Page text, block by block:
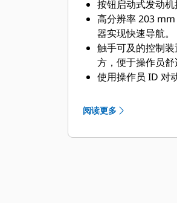
按钮启动式发动机
高分辨率 203
器实现快速导航。
触手可及的控制
方，便于操作员舒
使用操作员 ID 对
不断改进的用户界
度地减少性能影响
阅读更多